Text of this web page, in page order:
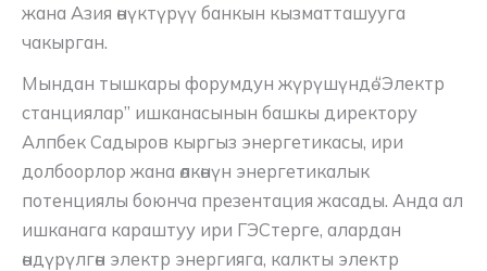
жана Азия өнүктүрүү банкын кызматташууга
чакырган.
Мындан тышкары форумдун жүрүшүндө “Электр
станциялар” ишканасынын башкы директору
Алпбек Садыров кыргыз энергетикасы, ири
долбоорлор жана өлкөнүн энергетикалык
потенциялы боюнча презентация жасады. Анда ал
ишканага караштуу ири ГЭСтерге, алардан
өндүрүлгөн электр энергияга, калкты электр